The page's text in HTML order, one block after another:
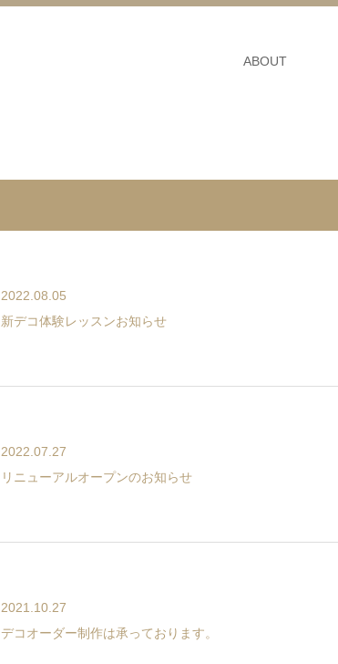
ABOUT
2022.08.05
新デコ体験レッスンお知らせ
2022.07.27
リニューアルオープンのお知らせ
2021.10.27
デコオーダー制作は承っております。